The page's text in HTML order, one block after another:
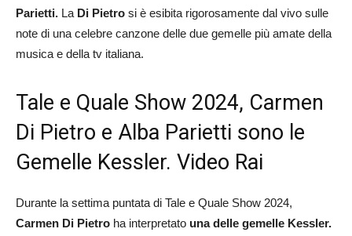
Parietti. La Di Pietro si è esibita rigorosamente dal vivo sulle
note di una celebre canzone delle due gemelle più amate della
musica e della tv italiana.
Tale e Quale Show 2024, Carmen
Di Pietro e Alba Parietti sono le
Gemelle Kessler. Video Rai
Durante la settima puntata di Tale e Quale Show 2024,
Carmen Di Pietro ha interpretato una delle gemelle Kessler.